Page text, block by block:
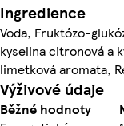
Ingredience
Voda, Fruktózo-
kyselina citronová a
limetková aromata,
Výživové údaje
Běžné hodnoty